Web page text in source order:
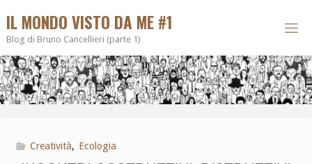
IL MONDO VISTO DA ME #1
Blog di Bruno Cancellieri (parte 1)
Creatività, Ecologia